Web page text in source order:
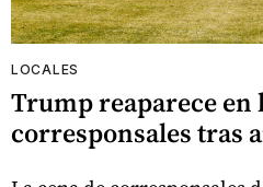
LOCALES
Trump reaparece en
corresponsales tras